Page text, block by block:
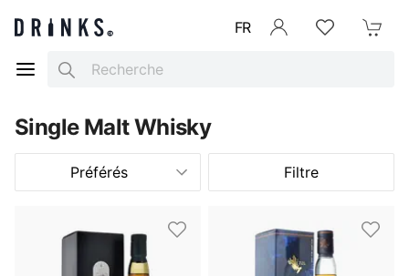
FR
Search
Single Malt Whisky
Préférés Filtre